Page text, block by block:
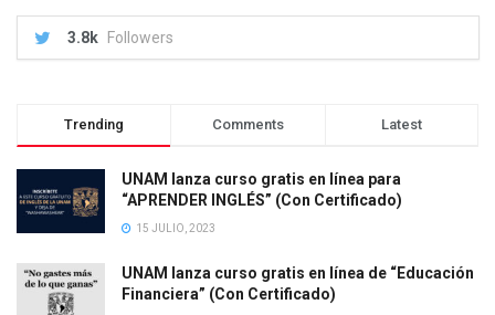
3.8k Followers
Trending Comments Latest
UNAM lanza curso gratis en línea para
“APRENDER INGLÉS” (Con Certificado)
15 JULIO, 2023
UNAM lanza curso gratis en línea de “Educación
Financiera” (Con Certificado)